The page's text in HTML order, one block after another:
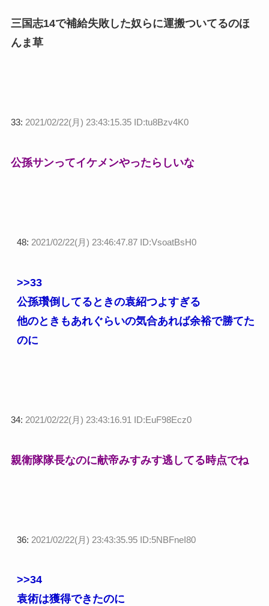
三国志14で補給失敗した奴らに運搬ついてるのほ
んま草
33: 2021/02/22(月) 23:43:15.35 ID:tu8Bzv4K0
公孫サンってイケメンやったらしいな
48: 2021/02/22(月) 23:46:47.87 ID:VsoatBsH0
>>33
公孫瓚倒してるときの袁紹つよすぎる
他のときもあれぐらいの気合あれば余裕で勝てた
のに
34: 2021/02/22(月) 23:43:16.91 ID:EuF98Ecz0
親衛隊隊長なのに献帝みすみす逃してる時点でね
36: 2021/02/22(月) 23:43:35.95 ID:5NBFneI80
>>34
袁術は獲得できたのに